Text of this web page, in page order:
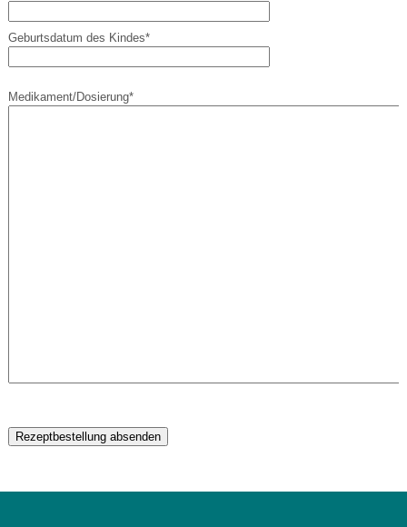
Geburtsdatum des Kindes*
Medikament/Dosierung*